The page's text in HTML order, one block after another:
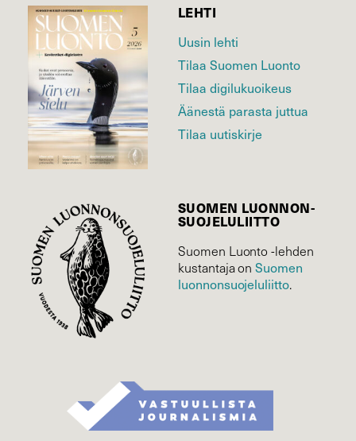
LEHTI
Uusin lehti
Tilaa Suomen Luonto
Tilaa digilukuoikeus
Äänestä parasta juttua
Tilaa uutiskirje
SUOMEN LUONNON­
SUOJELU­LIITTO
Suomen Luonto -lehden
kustantaja onSuomen
luonnonsuojelu­liitto.